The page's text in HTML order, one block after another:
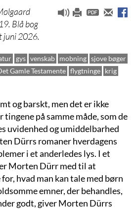
Blå bog
juni 2026.
gys venskab mobning sjove bøger
Gamle Testamente flygtninge krig
og barskt, men det er ikke
på samme måde, som de
uvidenhed og umiddelbarhed
Dürrs romaner hverdagens
i et anderledes lys. I et
Morten Dürr med til at
hvad man kan tale med børn
emner, der behandles,
godt, giver Morten Dürrs